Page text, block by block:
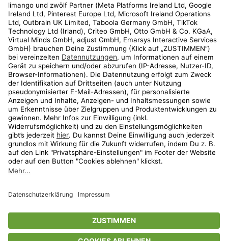
Kundenservice
Shop
Aktionen
Travel
* Streichpreise entsprechen der unverbindlichen Preisempfehlung des
Herstellers. Prozentangaben beziehen sich auf den Streichpreis.